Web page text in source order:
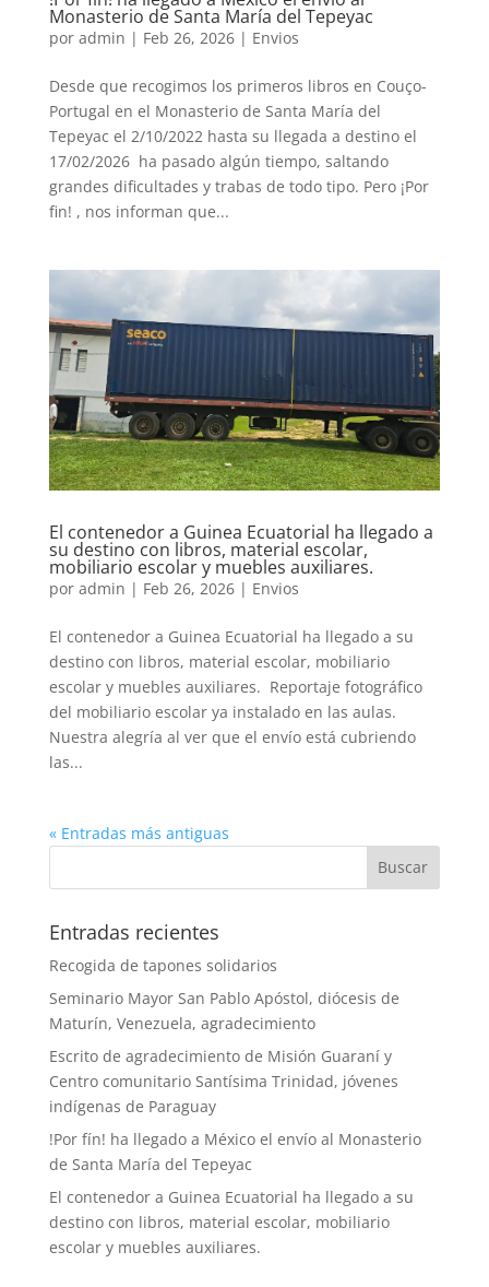
Monasterio de Santa María del Tepeyac
por admin | Feb 26, 2026| Envios
Desde que recogimos los primeros libros en Couço-
Portugal en el Monasterio de Santa María del
Tepeyac el 2/10/2022 hasta su llegada a destino el
17/02/2026 ha pasado algún tiempo, saltando
grandes dificultades y trabas de todo tipo. Pero ¡Por
fin! , nos informan que...
El contenedor a Guinea Ecuatorial ha llegado a
su destino con libros, material escolar,
mobiliario escolar y muebles auxiliares.
por admin | Feb 26, 2026| Envios
El contenedor a Guinea Ecuatorial ha llegado a su
destino con libros, material escolar, mobiliario
escolar y muebles auxiliares. Reportaje fotográfico
del mobiliario escolar ya instalado en las aulas.
Nuestra alegría al ver que el envío está cubriendo
las...
« Entradas más antiguas
Entradas recientes
Recogida de tapones solidarios
Seminario Mayor San Pablo Apóstol, diócesis de
Maturín, Venezuela, agradecimiento
Escrito de agradecimiento de Misión Guaraní y
Centro comunitario Santísima Trinidad, jóvenes
indígenas de Paraguay
!Por fín! ha llegado a México el envío al Monasterio
de Santa María del Tepeyac
El contenedor a Guinea Ecuatorial ha llegado a su
destino con libros, material escolar, mobiliario
escolar y muebles auxiliares.